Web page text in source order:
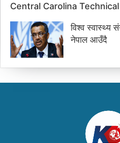
Central Carolina
विश्व स्वास्थ्य
नेपाल आउँदै